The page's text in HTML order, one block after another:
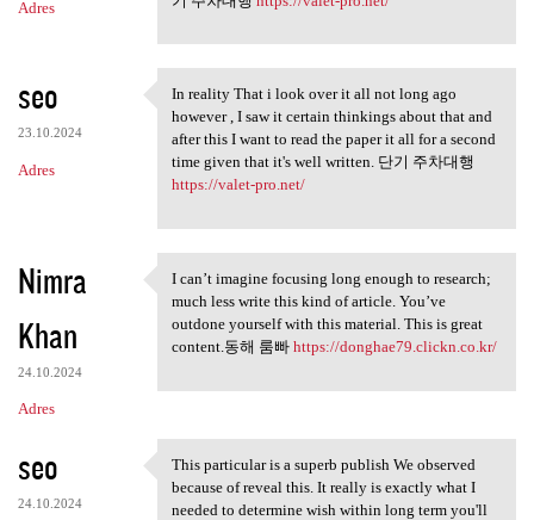
Adres
seo
23.10.2024
Adres
In reality That i look over
In reality That i look over it all not long ago
however , I saw it certain thinkings about that and
after this I want to read the paper it all for a second
time given that it's well written. 단기 주차대행
https://valet-pro.net/
Nimra
Khan
24.10.2024
Adres
I can’t imagine focusing long
I can’t imagine focusing long enough to research;
much less write this kind of article. You’ve
outdone yourself with this material. This is great
content.동해 룸빠 https://donghae79.clickn.co.kr/
seo
24.10.2024
This particular is a superb
This particular is a superb publish We observed
because of reveal this. It really is exactly what I
needed to determine wish within long term you'll